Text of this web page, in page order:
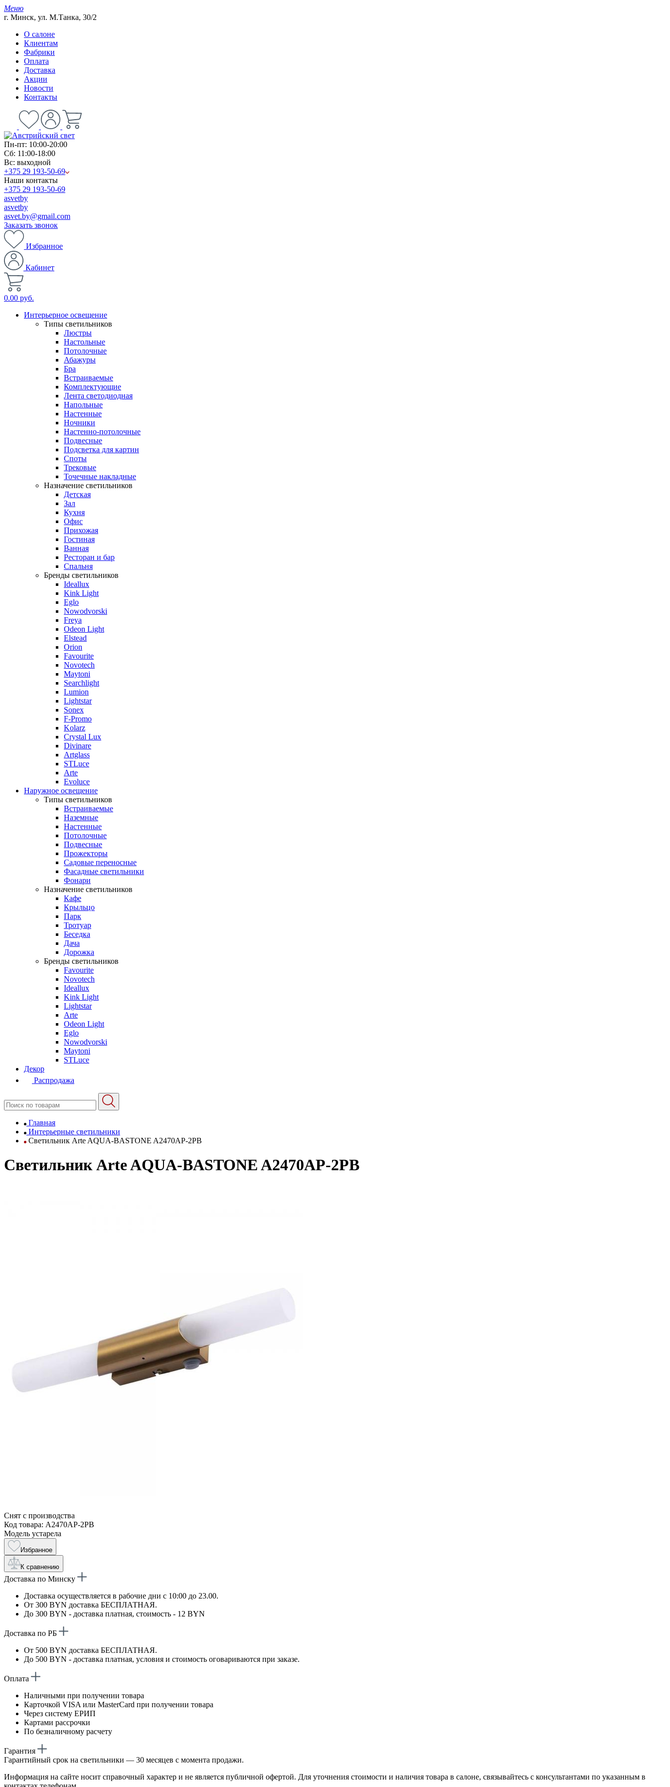
Меню
г. Минск, ул. М.Танка, 30/2
О салоне
Клиентам
Фабрики
Оплата
Доставка
Акции
Новости
Контакты
Пн-пт: 10:00-20:00
Сб: 11:00-18:00
Вс: выходной
+375 29 193-50-69
Наши контакты
+375 29 193-50-69
asvetby
asvetby
asvet.by@gmail.com
Заказать звонок
Избранное
Кабинет
0.00 руб.
Интерьерное освещение
Типы светильников
Люстры
Настольные
Потолочные
Абажуры
Бра
Встраиваемые
Комплектующие
Лента светодиодная
Напольные
Настенные
Ночники
Настенно-потолочные
Подвесные
Подсветка для картин
Споты
Трековые
Точечные накладные
Назначение светильников
Детская
Зал
Кухня
Офис
Прихожая
Гостиная
Ванная
Ресторан и бар
Спальня
Бренды светильников
Ideallux
Kink Light
Eglo
Nowodvorski
Freya
Odeon Light
Elstead
Orion
Favourite
Novotech
Maytoni
Searchlight
Lumion
Lightstar
Sonex
F-Promo
Kolarz
Crystal Lux
Divinare
Artglass
STLuce
Arte
Evoluce
Наружное освещение
Типы светильников
Встраиваемые
Наземные
Настенные
Потолочные
Подвесные
Прожекторы
Садовые переносные
Фасадные светильники
Фонари
Назначение светильников
Кафе
Крыльцо
Парк
Тротуар
Беседка
Дача
Дорожка
Бренды светильников
Favourite
Novotech
Ideallux
Kink Light
Lightstar
Arte
Odeon Light
Eglo
Nowodvorski
Maytoni
STLuce
Декор
Распродажа
Главная
Интерьерные светильники
Светильник Arte AQUA-BASTONE A2470AP-2PB
Светильник Arte AQUA-BASTONE A2470AP-2PB
Снят с производства
Код товара: A2470AP-2PB
Модель устарела
Избранное
К сравнению
Доставка по Минску
Доставка осуществляется в рабочие дни с 10:00 до 23.00.
От 300 BYN доставка БЕСПЛАТНАЯ.
До 300 BYN - доставка платная, стоимость - 12 BYN
Доставка по РБ
От 500 BYN доставка БЕСПЛАТНАЯ.
До 500 BYN - доставка платная, условия и стоимость оговариваются при заказе.
Оплата
Наличными при получении товара
Карточкой VISA или MasterCard при получении товара
Через систему ЕРИП
Картами рассрочки
По безналичному расчету
Гарантия
Гарантийный срок на светильники — 30 месяцев с момента продажи.
Информация на сайте носит справочный характер и не является публичной офертой. Для уточнения стоимости и наличия товара в салоне, связывайтесь с консультантами по указанным в